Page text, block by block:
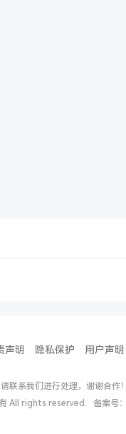
声明 隐私保护 用户声明
联系我们进行处理，谢谢合作！
All rights reserved. 备案号：